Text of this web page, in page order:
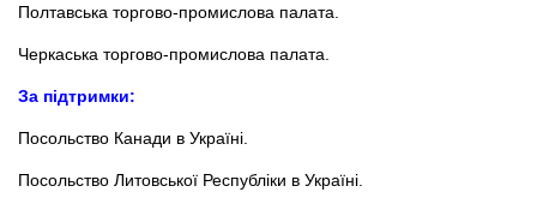
Полтавська торгово-промислова палата.
Черкаська торгово-промислова палата.
За підтримки:
Посольство Канади в Україні.
Посольство Литовської Республіки в Україні.